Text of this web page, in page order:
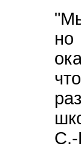
С.-